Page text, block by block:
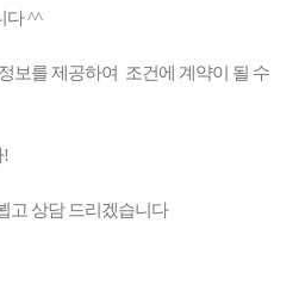
다 ^^
보를 제공하여 조건에 계약이 될 수
!
고 상담 드리겠습니다